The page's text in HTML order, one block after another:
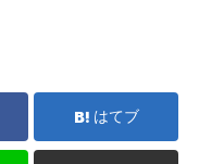
はてブ